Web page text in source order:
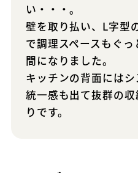
い・・・。
壁を取り払い、L字型
で調理スペースもぐ
間になりました。
キッチンの背面にはシ
統一感も出て抜群の
りです。